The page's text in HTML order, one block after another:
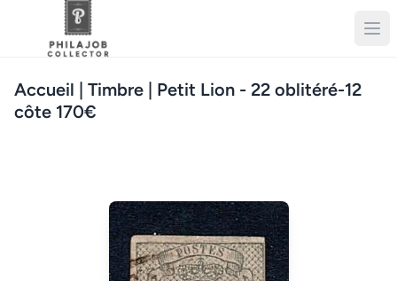
Accueil | Timbre | Petit Lion - 22 oblitéré-12
côte 170€